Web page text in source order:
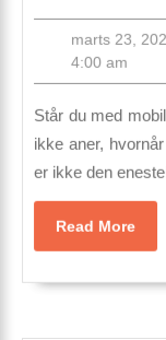
marts 23,
4:00 am
Står du med mobilen i hånden og sved på panden, fordi du
ikke aner,
er ikke den
Read MoreRead
More